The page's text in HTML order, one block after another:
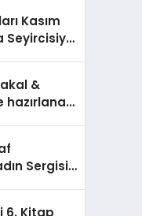
Kasım
Seyircisiyle
&
hazırlanan
Sergisi